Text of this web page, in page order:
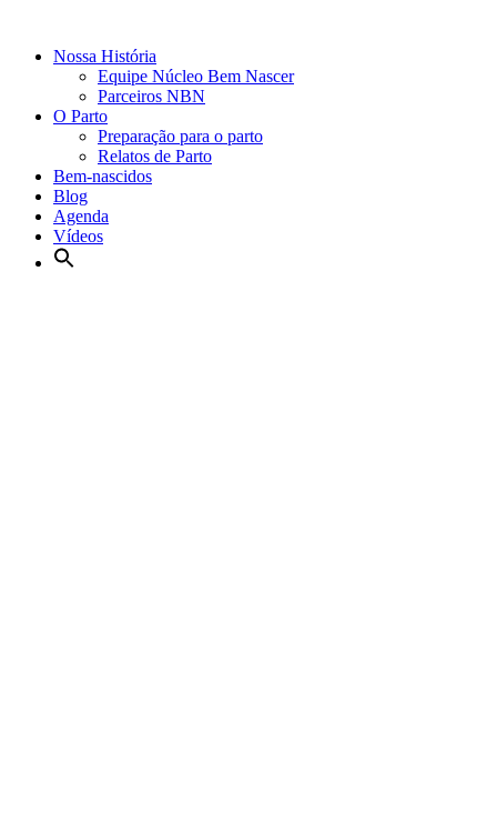
Nossa História
Equipe Núcleo Bem Nascer
Parceiros NBN
O Parto
Preparação para o parto
Relatos de Parto
Bem-nascidos
Blog
Agenda
Vídeos